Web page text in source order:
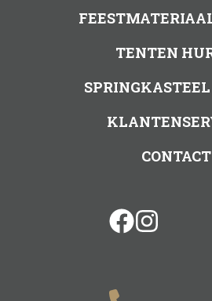
TENTEN
CONTACT
facebook